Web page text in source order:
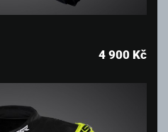
4 900 Kč